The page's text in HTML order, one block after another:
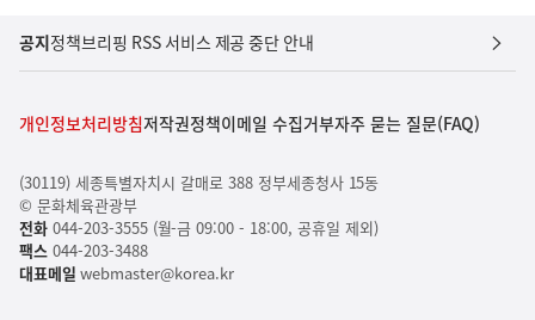
공지정책브리핑 RSS 서비스 제공 중단 안내
개인정보처리방침저작권정책이메일 수집거부자주 묻는 질문(FAQ)
(30119) 세종특별자치시 갈매로 388 정부세종청사 15동
© 문화체육관광부
전화044-203-3555 (월-금 09:00 - 18:00, 공휴일 제외)
팩스 044-203-3488
대표메일 webmaster@korea.kr